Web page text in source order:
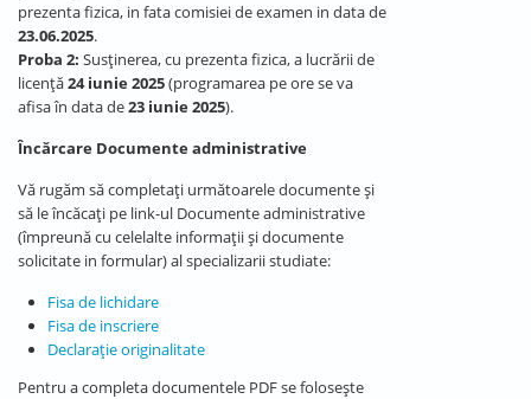
prezenta fizica, in fata comisiei de examen in data de
23.06.2025.
Proba 2: Susținerea, cu prezenta fizica, a lucrării de
licență24 iunie 2025(programarea pe ore se va
afisa în data de23 iunie 2025).
Încărcare Documente administrative
Vă rugăm să completați următoarele documente și
să le încăcați pe link-ul Documente administrative
(împreună cu celelalte informații și documente
solicitate in formular) al specializarii studiate:
Fisa de lichidare
Fisa de inscriere
Declarație originalitate
Pentru a completa documentele PDF se folosește